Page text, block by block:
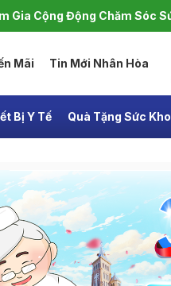
Gia Cộng Động Chăm Sóc
Mãi Tin Mới Nhân Hòa
Bị Y Tế Quà Tặng Sức